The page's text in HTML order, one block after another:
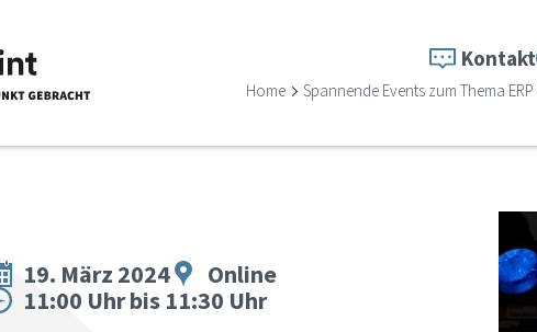
Kontakt
Home Spannende Events zum Thema ERP
19. März 2024
Online
11:00 Uhr bis 11:30 Uhr